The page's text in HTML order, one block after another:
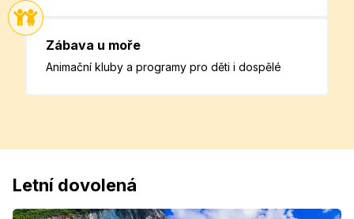
Zábava u moře
Animační kluby a programy pro děti i dospělé
Letní dovolená